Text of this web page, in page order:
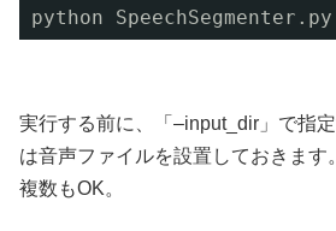
python
実行する前に、「–input_dir」で指
は音声ファイルを設置しておきます。
複数もOK。